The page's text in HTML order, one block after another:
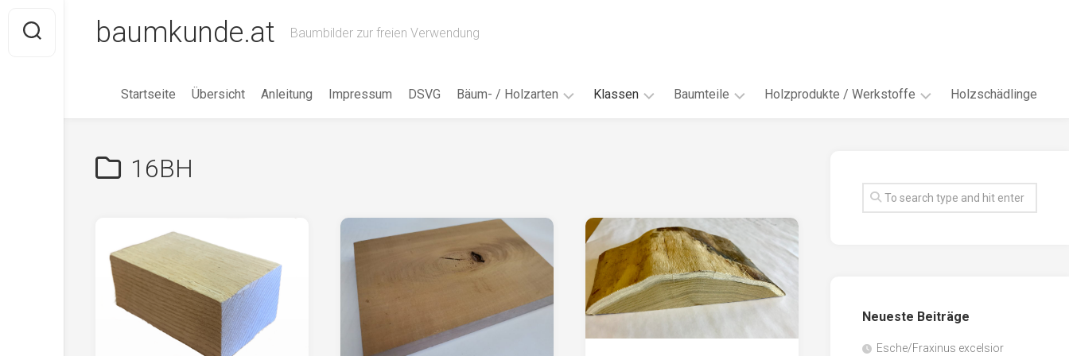
content
baumkunde.at Baumbilder zur freien Verwendung
Startseite Übersicht Anleitung Impressum DSVG Bäum- / Holzarten
Birke
Buche
Eiche
Klassen
17AH
18AF
17BH
18AH
Baumteile
/
Früchte
Borke
/
Rinde
Holzprodukte / Werkstoffe
Faserwerkstoffe
Funiere
Holzbauprodukte
Massivholzwerkstoffe
/
Holzschädlinge
16BH
Neueste Beiträge
Esche/Fraxinus excelsior